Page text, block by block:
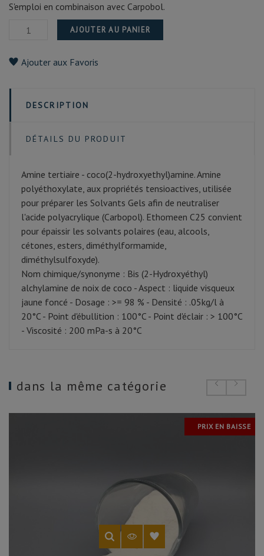
S'emploi en combinaison avec Carpobol.
AJOUTER AU PANIER
Ajouter aux Favoris
DESCRIPTION
DÉTAILS DU PRODUIT
Amine tertiaire - coco(2-hydroxyethyl)amine. Amine
polyéthoxylate, aux propriétés tensioactives, utilisée
pour préparer les Solvants Gels afin de neutraliser
l'acide polyacrylique (Carbopol). Ethomeen C25 convient
pour épaissir les solvants polaires (eau, alcools,
cétones, esters, diméthylformamide,
diméthylsulfoxyde).
Nom chimique/synonyme : Bis (2-Hydroxyéthyl)
alchylamine de noix de coco - Aspect : liquide visqueux
jaune foncé - Dosage : >= 98 % - Densité : .05kg/l à
20°C - Point d'ébullition : 100°C - Point d'éclair : > 100°C
- Viscosité : 200 mPa-s à 20°C
dans la même catégorie
PRIX EN BAISSE